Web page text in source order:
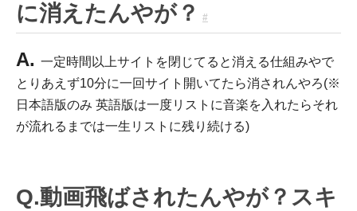
に消えたんやが？
#
A. 一定時間以上サイトを閉じてると消える仕組みやで
とりあえず10分に一回サイト開いてたら消されんやろ(※
日本語版のみ 英語版は一度リストに音楽を入れたらそれ
が流れるまでは一生リストに残り続ける)
Q.動画飛ばされたんやが？スキ